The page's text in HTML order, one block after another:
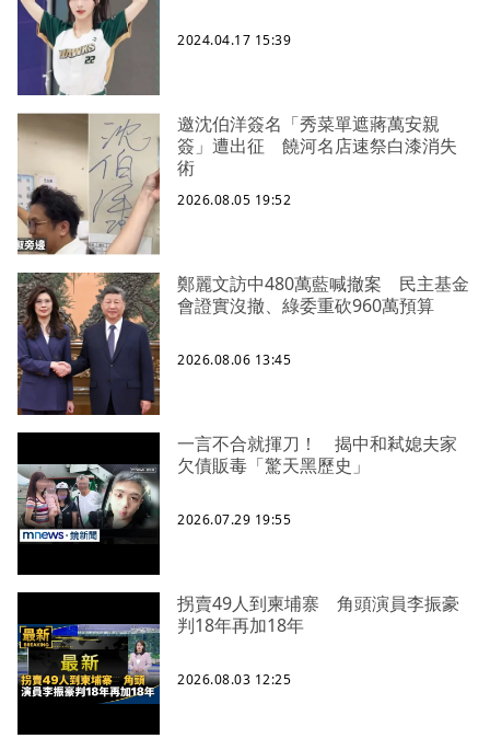
2024.04.17 15:39
邀沈伯洋簽名「秀菜單遮蔣萬安親
簽」遭出征 饒河名店速祭白漆消失
術
2026.08.05 19:52
鄭麗文訪中480萬藍喊撤案 民主基金
會證實沒撤、綠委重砍960萬預算
2026.08.06 13:45
一言不合就揮刀！ 揭中和弒媳夫家
欠債販毒「驚天黑歷史」
2026.07.29 19:55
拐賣49人到柬埔寨 角頭演員李振豪
判18年再加18年
2026.08.03 12:25